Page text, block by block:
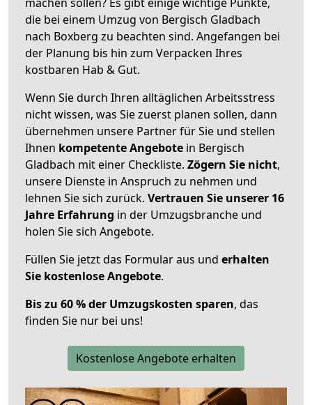
die bei einem Umzug von Bergisch Gladbach
nach Boxberg zu beachten sind. Angefangen bei
der Planung bis hin zum Verpacken Ihres
kostbaren Hab & Gut.
Wenn Sie durch Ihren alltäglichen Arbeitsstress
nicht wissen, was Sie zuerst planen sollen, dann
übernehmen unsere Partner für Sie und stellen
Ihnen kompetente Angebote in Bergisch
Gladbach mit einer Checkliste. Zögern Sie nicht,
unsere Dienste in Anspruch zu nehmen und
lehnen Sie sich zurück. Vertrauen Sie unserer 16
Jahre Erfahrung in der Umzugsbranche und
holen Sie sich Angebote.
Füllen Sie jetzt das Formular aus und erhalten
Sie kostenlose Angebote.
Bis zu 60 % der Umzugskosten sparen, das
finden Sie nur bei uns!
Kostenlose Angebote erhalten